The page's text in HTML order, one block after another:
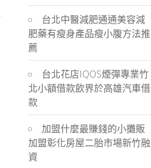
台北中醫減肥通通美容減
肥藥有瘦身產品瘦小腹方法推
薦
台北花店IQOS煙彈專業竹
北小額借款飲界於高雄汽車借
款
加盟什麼最賺錢的小攤販
加盟彰化房屋二胎市場新竹融
資